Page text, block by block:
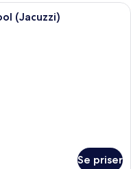
hotelværelse med en
(Jacuzzi)
Se priser